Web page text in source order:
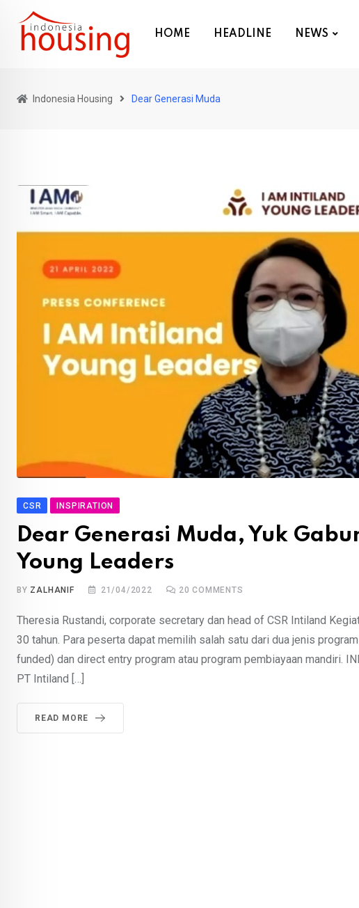
content
HOME HEADLINE NEWS
Indonesia Housing Dear Generasi Muda
CSR INSPIRATION
Dear Generasi Muda, Yuk
Young Leaders
BY ZALHANIF 21/04/2022 20 COMMENTS
Theresia Rustandi, corporate secretary dan head of CSR Intiland
30 tahun. Para peserta dapat memilih salah satu dari dua jenis
funded) dan direct entry program atau program pembiayaan mandiri.
PT Intiland […]
READ MORE